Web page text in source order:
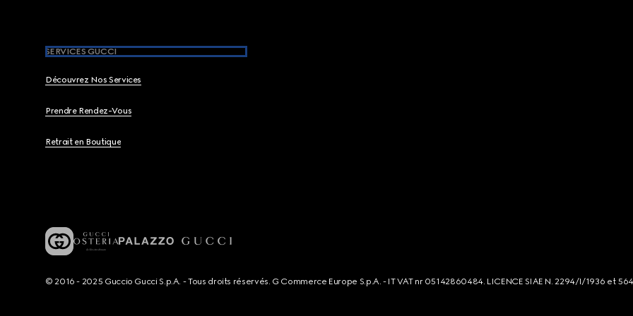
SERVICES GUCCI
Découvrez Nos Services
Prendre Rendez-Vous
Retrait en Boutique
© 2016 - 2025 Guccio Gucci S.p.A. - Tous droits réservés. G Commerce Europe S.p.A. - IT VAT nr 05142860484. LICENCE SIAE N. 2294/I/1936 et